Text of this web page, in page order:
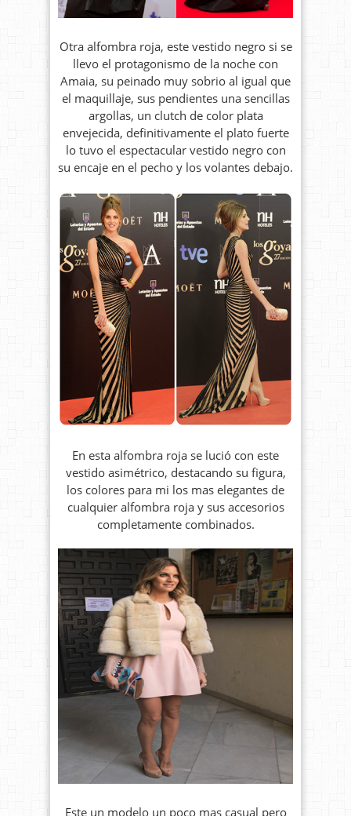
Otra alfombra roja, este vestido negro si se
llevo el protagonismo de la noche con
Amaia, su peinado muy sobrio al igual que
el maquillaje, sus pendientes una sencillas
argollas, un clutch de color plata
envejecida, definitivamente el plato fuerte
lo tuvo el espectacular vestido negro con
su encaje en el pecho y los volantes debajo.
En esta alfombra roja se lució con este
vestido asimétrico, destacando su figura,
los colores para mi los mas elegantes de
cualquier alfombra roja y sus accesorios
completamente combinados.
Este un modelo un poco mas casual pero